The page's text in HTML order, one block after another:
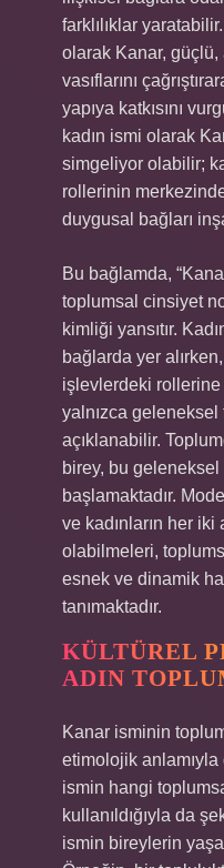
farklılıklar
olarak Kanar, güçlü,
vasıflarını
yapıya katkısını
kadın ismi olarak
simgeliyor olabilir;
rollerinin
duygusal bağları
Bu bağlamda,
toplumsal cinsiyet
kimliği yansıtır.
bağlarda yer
işlevlerdeki rollerine
yalnızca geleneksel
açıklanabilir.
birey, bu geleneksel
başlamaktadır.
ve kadınların her
olabilmeleri,
esnek ve dinamik
tanımaktadır.
KÜLTÜREL
ADIN
Kanar isminin
etimolojik anlamıyla
ismin hangi
kullanıldığıyla da
ismin bireylerin